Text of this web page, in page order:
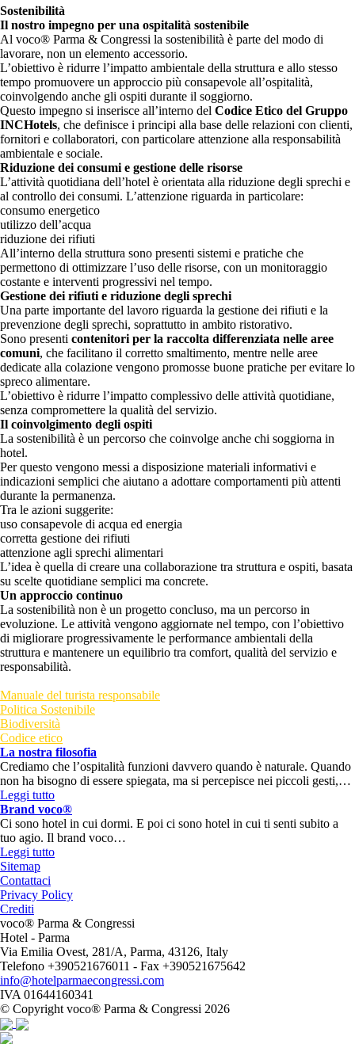
Sostenibilità
Il nostro impegno per una ospitalità sostenibile
Al voco® Parma & Congressi la sostenibilità è parte del modo di
lavorare, non un elemento accessorio.
L’obiettivo è ridurre l’impatto ambientale della struttura e allo stesso
tempo promuovere un approccio più consapevole all’ospitalità,
coinvolgendo anche gli ospiti durante il soggiorno.
Questo impegno si inserisce all’interno del Codice Etico del Gruppo
INCHotels, che definisce i principi alla base delle relazioni con clienti,
fornitori e collaboratori, con particolare attenzione alla responsabilità
ambientale e sociale.
Riduzione dei consumi e gestione delle risorse
L’attività quotidiana dell’hotel è orientata alla riduzione degli sprechi e
al controllo dei consumi. L’attenzione riguarda in particolare:
consumo energetico
utilizzo dell’acqua
riduzione dei rifiuti
All’interno della struttura sono presenti sistemi e pratiche che
permettono di ottimizzare l’uso delle risorse, con un monitoraggio
costante e interventi progressivi nel tempo.
Gestione dei rifiuti e riduzione degli sprechi
Una parte importante del lavoro riguarda la gestione dei rifiuti e la
prevenzione degli sprechi, soprattutto in ambito ristorativo.
Sono presenti contenitori per la raccolta differenziata nelle aree
comuni, che facilitano il corretto smaltimento, mentre nelle aree
dedicate alla colazione vengono promosse buone pratiche per evitare lo
spreco alimentare.
L’obiettivo è ridurre l’impatto complessivo delle attività quotidiane,
senza compromettere la qualità del servizio.
Il coinvolgimento degli ospiti
La sostenibilità è un percorso che coinvolge anche chi soggiorna in
hotel.
Per questo vengono messi a disposizione materiali informativi e
indicazioni semplici che aiutano a adottare comportamenti più attenti
durante la permanenza.
Tra le azioni suggerite:
uso consapevole di acqua ed energia
corretta gestione dei rifiuti
attenzione agli sprechi alimentari
L’idea è quella di creare una collaborazione tra struttura e ospiti, basata
su scelte quotidiane semplici ma concrete.
Un approccio continuo
La sostenibilità non è un progetto concluso, ma un percorso in
evoluzione. Le attività vengono aggiornate nel tempo, con l’obiettivo
di migliorare progressivamente le performance ambientali della
struttura e mantenere un equilibrio tra comfort, qualità del servizio e
responsabilità.
Manuale del turista responsabile
Politica Sostenibile
Biodiversità
Codice etico
La nostra filosofia
Crediamo che l’ospitalità funzioni davvero quando è naturale. Quando
non ha bisogno di essere spiegata, ma si percepisce nei piccoli gesti,…
Leggi tutto
Brand voco®
Ci sono hotel in cui dormi. E poi ci sono hotel in cui ti senti subito a
tuo agio. Il brand voco…
Leggi tutto
Sitemap
Contattaci
Privacy Policy
Crediti
voco® Parma & Congressi
Hotel - Parma
Via Emilia Ovest, 281/A, Parma, 43126, Italy
Telefono +390521676011 - Fax +390521675642
info@hotelparmaecongressi.com
IVA 01644160341
© Copyright voco® Parma & Congressi 2026